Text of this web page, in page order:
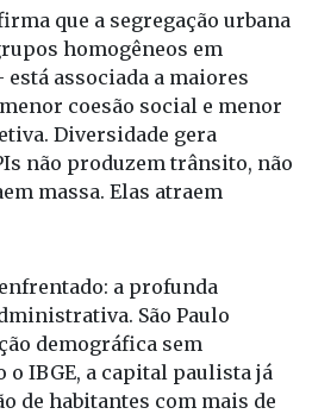
que a segregação urbana
homogêneos em
associada a maiores
coesão social e menor
Diversidade gera
não produzem trânsito, não
massa. Elas atraem
a profunda
São Paulo
demográfica sem
o IBGE, a capital paulista já
de habitantes com mais de